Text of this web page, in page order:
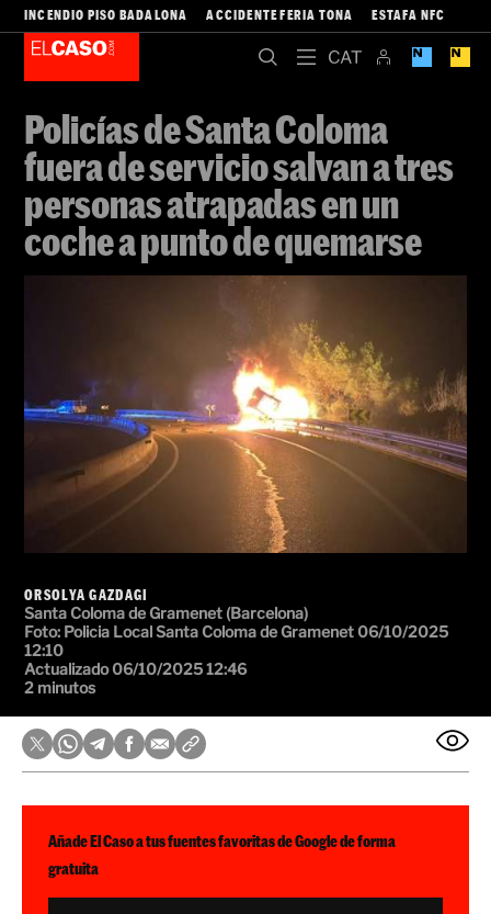
INCENDIO PISO BADALONA ACCIDENTE FERIA TONA ESTAFA NFC
Policías de Santa Coloma
fuera de servicio salvan a tres
personas atrapadas en un
coche a punto de quemarse
ORSOLYA GAZDAGI
Santa Coloma de Gramenet (Barcelona)
Foto: Policia Local Santa Coloma de Gramenet 06/10/2025
12:10
Actualizado 06/10/2025 12:46
2 minutos
Añade El Caso a tus fuentes favoritas de Google de forma
gratuita